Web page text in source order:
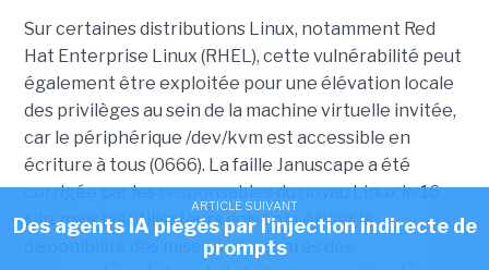
Sur certaines distributions Linux, notamment Red
Hat Enterprise Linux (RHEL), cette vulnérabilité peut
également être exploitée pour une élévation locale
des privilèges au sein de la machine virtuelle invitée,
car le périphérique /dev/kvm est accessible en
écriture à tous (0666). La faille Januscape a été
corrigée par les responsables du noyau Linux le 16
juin, mais les utilisateurs doivent vérifier la
disponibilité des mises à jour auprès des
ARTICLE SUIVANT
Des agents IA piégés par l'injection indirecte de
prompts